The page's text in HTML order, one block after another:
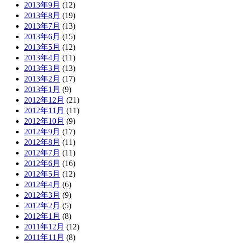
2013年9月 (12)
2013年8月 (19)
2013年7月 (13)
2013年6月 (15)
2013年5月 (12)
2013年4月 (11)
2013年3月 (13)
2013年2月 (17)
2013年1月 (9)
2012年12月 (21)
2012年11月 (11)
2012年10月 (9)
2012年9月 (17)
2012年8月 (11)
2012年7月 (11)
2012年6月 (16)
2012年5月 (12)
2012年4月 (6)
2012年3月 (9)
2012年2月 (5)
2012年1月 (8)
2011年12月 (12)
2011年11月 (8)